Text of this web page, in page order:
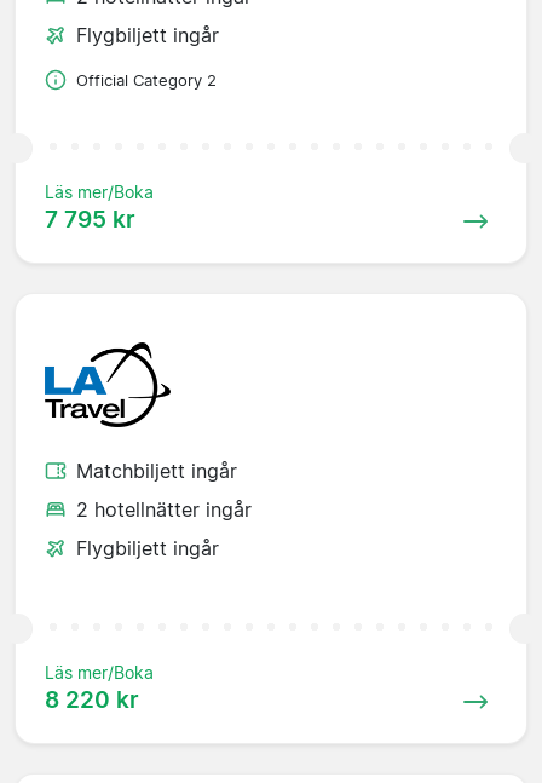
Flygbiljett ingår
Official Category 2
Läs mer/Boka
7 795 kr
Matchbiljett ingår
2 hotellnätter ingår
Flygbiljett ingår
Läs mer/Boka
8 220 kr